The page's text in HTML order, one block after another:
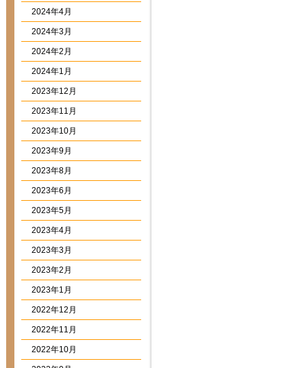
2024年4月
2024年3月
2024年2月
2024年1月
2023年12月
2023年11月
2023年10月
2023年9月
2023年8月
2023年6月
2023年5月
2023年4月
2023年3月
2023年2月
2023年1月
2022年12月
2022年11月
2022年10月